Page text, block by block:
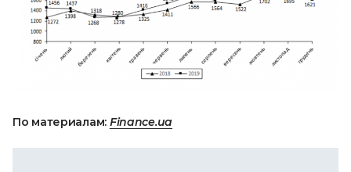
По материалам: Finance.ua